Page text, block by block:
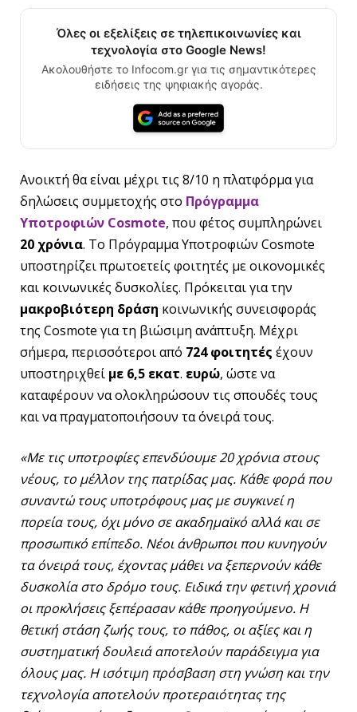
Όλες οι εξελίξεις σε τηλεπικοινωνίες και
τεχνολογία στο Google News!
Ακολουθήστε το Infocom.gr για τις σημαντικότερες
ειδήσεις της ψηφιακής αγοράς.
Ανοικτή θα είναι μέχρι τις 8/10 η πλατφόρμα για
δηλώσεις συμμετοχής στο Πρόγραμμα
Υποτροφιών Cosmote, που φέτος συμπληρώνει
20 χρόνια. Το Πρόγραμμα Υποτροφιών Cosmote
υποστηρίζει πρωτοετείς φοιτητές με οικονομικές
και κοινωνικές δυσκολίες. Πρόκειται για την
μακροβιότερη δράση κοινωνικής συνεισφοράς
της Cosmote για τη βιώσιμη ανάπτυξη. Μέχρι
σήμερα, περισσότεροι από 724 φοιτητές έχουν
υποστηριχθεί με 6,5 εκατ. ευρώ, ώστε να
καταφέρουν να ολοκληρώσουν τις σπουδές τους
και να πραγματοποιήσουν τα όνειρά τους.
«Με τις υποτροφίες επενδύουμε 20 χρόνια στους
νέους, το μέλλον της πατρίδας μας. Κάθε φορά που
συναντώ τους υποτρόφους μας με συγκινεί η
πορεία τους, όχι μόνο σε ακαδημαϊκό αλλά και σε
προσωπικό επίπεδο. Νέοι άνθρωποι που κυνηγούν
τα όνειρά τους, έχοντας μάθει να ξεπερνούν κάθε
δυσκολία στο δρόμο τους. Ειδικά την φετινή χρονιά
οι προκλήσεις ξεπέρασαν κάθε προηγούμενο. Η
θετική στάση ζωής τους, το πάθος, οι αξίες και η
συστηματική δουλειά αποτελούν παράδειγμα για
όλους μας. Η ισότιμη πρόσβαση στη γνώση και την
τεχνολογία αποτελούν προτεραιότητας της